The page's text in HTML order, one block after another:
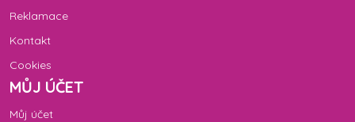
Reklamace
Kontakt
Cookies
MŮJ ÚČET
Můj účet